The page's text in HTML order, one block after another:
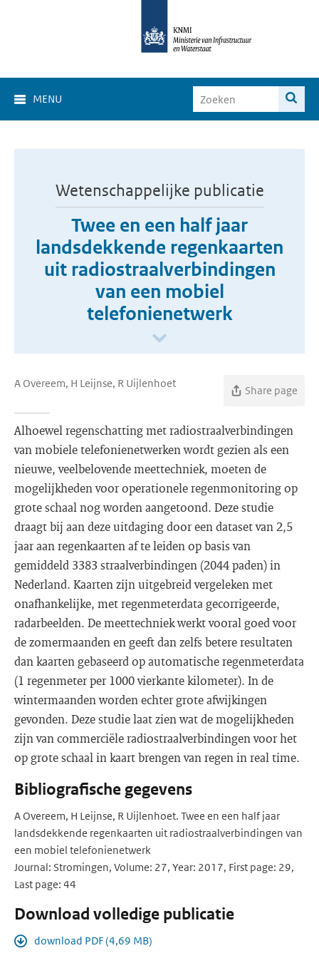
MENU
Wetenschappelijke publicatie
Twee en een half jaar
landsdekkende regenkaarten
uit radiostraalverbindingen
van een mobiel
telefonienetwerk
A Overeem, H Leijnse, R Uijlenhoet
Share page
Alhoewel regenschatting met radiostraalverbindingen
van mobiele telefonienetwerken wordt gezien als een
nieuwe, veelbelovende meettechniek, moeten de
mogelijkheden voor operationele regenmonitoring op
grote schaal nog worden aangetoond. Deze studie
draagt bij aan deze uitdaging door een dataset van 2,5
jaar aan regenkaarten af te leiden op basis van
gemiddeld 3383 straalverbindingen (2044 paden) in
Nederland. Kaarten zijn uitgebreid vergeleken met
onafhankelijke, met regenmeterdata gecorrigeerde,
radarbeelden. De meettechniek werkt vooral goed voor
de zomermaanden en geeft dan zelfs betere resultaten
dan kaarten gebaseerd op automatische regenmeterdata
(1 regenmeter per 1000 vierkante kilometer). In de
wintermaanden worden echter grote afwijkingen
gevonden. Deze studie laat zien wat de mogelijkheden
zijn van commerciële radiostraalverbindingen voor het
op grote schaal in kaart brengen van regen in real time.
Bibliografische gegevens
A Overeem, H Leijnse, R Uijlenhoet. Twee en een half jaar
landsdekkende regenkaarten uit radiostraalverbindingen van
een mobiel telefonienetwerk
Journal: Stromingen, Volume: 27, Year: 2017, First page: 29,
Last page: 44
Download volledige publicatie
download PDF (4,69 MB)